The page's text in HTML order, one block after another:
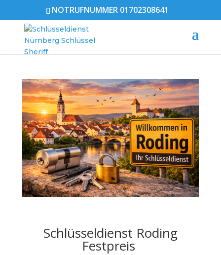
NOTRUFNUMMER 01702308641
Schlüsseldienst Roding
Festpreis